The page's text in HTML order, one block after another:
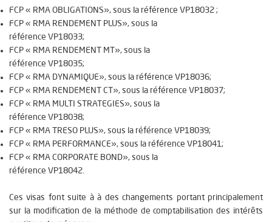
FCP « RMA OBLIGATIONS», sous la référence VP18032 ;
FCP « RMA RENDEMENT PLUS», sous la
référence VP18033;
FCP « RMA RENDEMENT MT », sous la
référence VP18035;
FCP « RMA DYNAMIQUE», sous la référence VP18036;
FCP « RMA RENDEMENT CT », sous la référence VP18037;
FCP « RMA MULTI STRATEGIES», sous la
référence VP18038;
FCP « RMA TRESO PLUS», sous la référence VP18039;
FCP « RMA PERFORMANCE», sous la référence VP18041;
FCP « RMA CORPORATE BOND», sous la
référence VP18042.
Ces visas font suite à à des changements portant principalement
sur la modification de la méthode de comptabilisation des intérêts